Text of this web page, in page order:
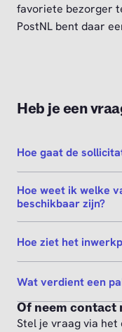
favoriete bezorger
PostNL bent daar
Heb je een
Hoe gaat de
Hoe weet ik welke
beschikbaar zijn?
Hoe ziet het
Wat verdient een
Of neem contact
Stel je vraag via